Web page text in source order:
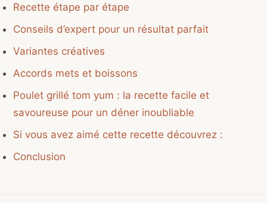
Recette étape par étape
Conseils d’expert pour un résultat parfait
Variantes créatives
Accords mets et boissons
Poulet grillé tom yum : la recette facile et
savoureuse pour un déner inoubliable
Si vous avez aimé cette recette découvrez :
Conclusion